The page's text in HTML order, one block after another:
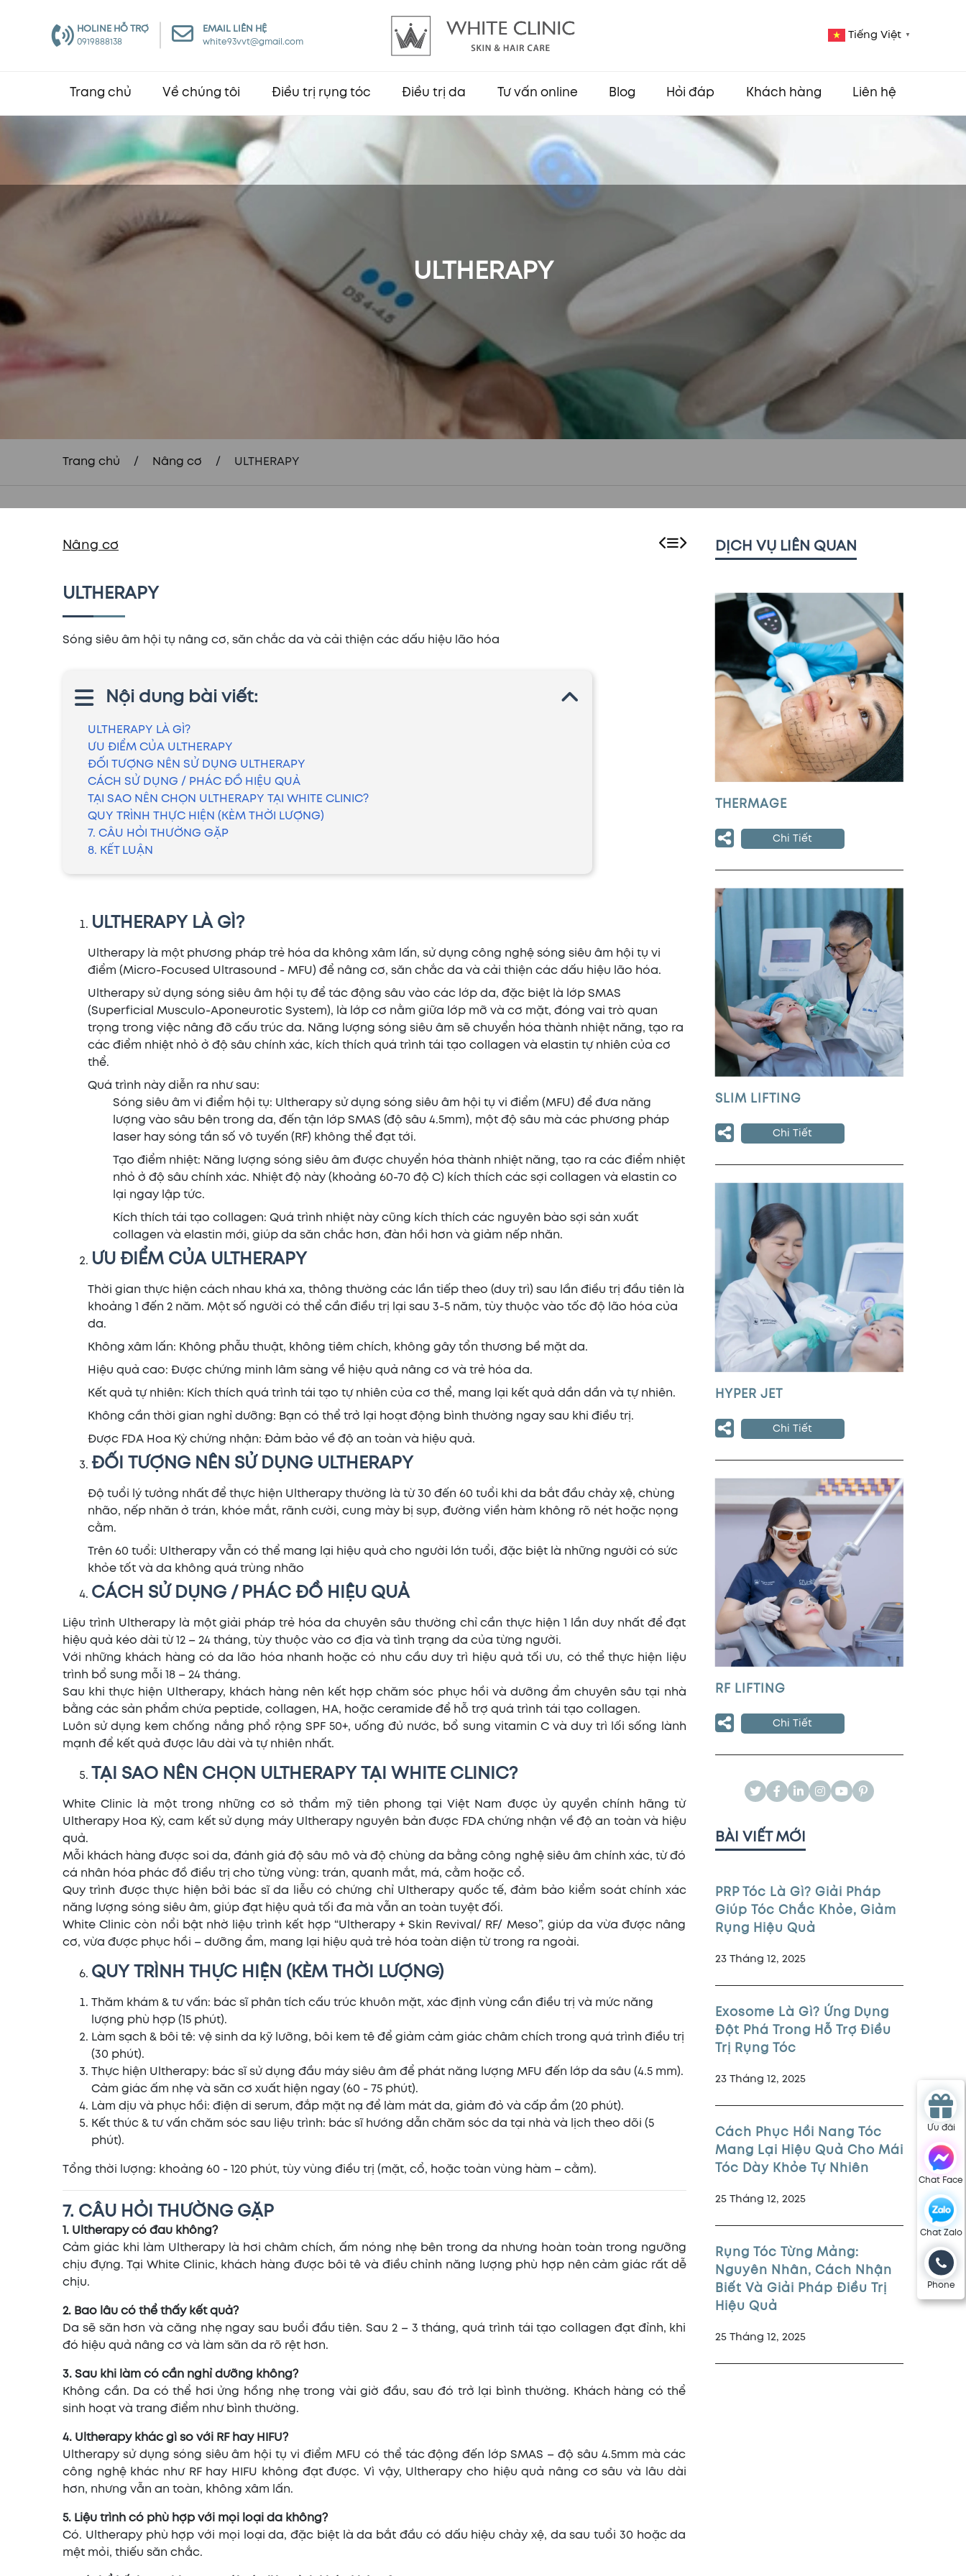
HOLINE HỖ TRỢ
0919888138
EMAIL LIÊN HỆ
white93vvt@gmail.com
Tiếng Việt ▼
Trang chủ Về chúng tôi Điều trị rụng tóc Điều trị da Tư vấn online Blog Hỏi đáp Khách hàng Liên hệ
Ưu đãi
Chat Face
Chat Zalo
Phone
ULTHERAPY
Trang chủ / Nâng cơ / ULTHERAPY
Nâng cơ
ULTHERAPY
Sóng siêu âm hội tụ nâng cơ, săn chắc da và cải thiện các dấu hiệu lão hóa
Nội dung bài viết:
ULTHERAPY LÀ GÌ?
ƯU ĐIỂM CỦA ULTHERAPY
ĐỐI TƯỢNG NÊN SỬ DỤNG ULTHERAPY
CÁCH SỬ DỤNG / PHÁC ĐỒ HIỆU QUẢ
TẠI SAO NÊN CHỌN ULTHERAPY TẠI WHITE CLINIC?
QUY TRÌNH THỰC HIỆN (KÈM THỜI LƯỢNG)
7. CÂU HỎI THƯỜNG GẶP
8. KẾT LUẬN
ULTHERAPY LÀ GÌ?
Ultherapy là một phương pháp trẻ hóa da không xâm lấn, sử dụng công nghệ sóng siêu âm hội tụ vi
điểm (Micro-Focused Ultrasound - MFU) để nâng cơ, săn chắc da và cải thiện các dấu hiệu lão hóa.
Ultherapy sử dụng sóng siêu âm hội tụ để tác động sâu vào các lớp da, đặc biệt là lớp SMAS
(Superficial Musculo-Aponeurotic System), là lớp cơ nằm giữa lớp mỡ và cơ mặt, đóng vai trò quan
trọng trong việc nâng đỡ cấu trúc da. Năng lượng sóng siêu âm sẽ chuyển hóa thành nhiệt năng, tạo ra
các điểm nhiệt nhỏ ở độ sâu chính xác, kích thích quá trình tái tạo collagen và elastin tự nhiên của cơ
thể.
Quá trình này diễn ra như sau:
Sóng siêu âm vi điểm hội tụ: Ultherapy sử dụng sóng siêu âm hội tụ vi điểm (MFU) để đưa năng
lượng vào sâu bên trong da, đến tận lớp SMAS (độ sâu 4.5mm), một độ sâu mà các phương pháp
laser hay sóng tần số vô tuyến (RF) không thể đạt tới.
Tạo điểm nhiệt: Năng lượng sóng siêu âm được chuyển hóa thành nhiệt năng, tạo ra các điểm nhiệt
nhỏ ở độ sâu chính xác. Nhiệt độ này (khoảng 60-70 độ C) kích thích các sợi collagen và elastin co
lại ngay lập tức.
Kích thích tái tạo collagen: Quá trình nhiệt này cũng kích thích các nguyên bào sợi sản xuất
collagen và elastin mới, giúp da săn chắc hơn, đàn hồi hơn và giảm nếp nhăn.
ƯU ĐIỂM CỦA ULTHERAPY
Thời gian thực hiện cách nhau khá xa, thông thường các lần tiếp theo (duy trì) sau lần điều trị đầu tiên là
khoảng 1 đến 2 năm. Một số người có thể cần điều trị lại sau 3-5 năm, tùy thuộc vào tốc độ lão hóa của
da.
Không xâm lấn: Không phẫu thuật, không tiêm chích, không gây tổn thương bề mặt da.
Hiệu quả cao: Được chứng minh lâm sàng về hiệu quả nâng cơ và trẻ hóa da.
Kết quả tự nhiên: Kích thích quá trình tái tạo tự nhiên của cơ thể, mang lại kết quả dần dần và tự nhiên.
Không cần thời gian nghỉ dưỡng: Bạn có thể trở lại hoạt động bình thường ngay sau khi điều trị.
Được FDA Hoa Kỳ chứng nhận: Đảm bảo về độ an toàn và hiệu quả.
ĐỐI TƯỢNG NÊN SỬ DỤNG ULTHERAPY
Độ tuổi lý tưởng nhất để thực hiện Ultherapy thường là từ 30 đến 60 tuổi khi da bắt đầu chảy xệ, chùng
nhão, nếp nhăn ở trán, khóe mắt, rãnh cười, cung mày bị sụp, đường viền hàm không rõ nét hoặc nọng
cằm.
Trên 60 tuổi: Ultherapy vẫn có thể mang lại hiệu quả cho người lớn tuổi, đặc biệt là những người có sức
khỏe tốt và da không quá trùng nhão
CÁCH SỬ DỤNG / PHÁC ĐỒ HIỆU QUẢ
Liệu trình Ultherapy là một giải pháp trẻ hóa da chuyên sâu thường chỉ cần thực hiện 1 lần duy nhất để đạt
hiệu quả kéo dài từ 12 – 24 tháng, tùy thuộc vào cơ địa và tình trạng da của từng người.
Với những khách hàng có da lão hóa nhanh hoặc có nhu cầu duy trì hiệu quả tối ưu, có thể thực hiện liệu
trình bổ sung mỗi 18 – 24 tháng.
Sau khi thực hiện Ultherapy, khách hàng nên kết hợp chăm sóc phục hồi và dưỡng ẩm chuyên sâu tại nhà
bằng các sản phẩm chứa peptide, collagen, HA, hoặc ceramide để hỗ trợ quá trình tái tạo collagen.
Luôn sử dụng kem chống nắng phổ rộng SPF 50+, uống đủ nước, bổ sung vitamin C và duy trì lối sống lành
mạnh để kết quả được lâu dài và tự nhiên nhất.
TẠI SAO NÊN CHỌN ULTHERAPY TẠI WHITE CLINIC?
White Clinic là một trong những cơ sở thẩm mỹ tiên phong tại Việt Nam được ủy quyền chính hãng từ
Ultherapy Hoa Kỳ, cam kết sử dụng máy Ultherapy nguyên bản được FDA chứng nhận về độ an toàn và hiệu
quả.
Mỗi khách hàng được soi da, đánh giá độ sâu mô và độ chùng da bằng công nghệ siêu âm chính xác, từ đó
cá nhân hóa phác đồ điều trị cho từng vùng: trán, quanh mắt, má, cằm hoặc cổ.
Quy trình được thực hiện bởi bác sĩ da liễu có chứng chỉ Ultherapy quốc tế, đảm bảo kiểm soát chính xác
năng lượng sóng siêu âm, giúp đạt hiệu quả tối đa mà vẫn an toàn tuyệt đối.
White Clinic còn nổi bật nhờ liệu trình kết hợp “Ultherapy + Skin Revival/ RF/ Meso”, giúp da vừa được nâng
cơ, vừa được phục hồi – dưỡng ẩm, mang lại hiệu quả trẻ hóa toàn diện từ trong ra ngoài.
QUY TRÌNH THỰC HIỆN (KÈM THỜI LƯỢNG)
Thăm khám & tư vấn: bác sĩ phân tích cấu trúc khuôn mặt, xác định vùng cần điều trị và mức năng
lượng phù hợp (15 phút).
Làm sạch & bôi tê: vệ sinh da kỹ lưỡng, bôi kem tê để giảm cảm giác châm chích trong quá trình điều trị
(30 phút).
Thực hiện Ultherapy: bác sĩ sử dụng đầu máy siêu âm để phát năng lượng MFU đến lớp da sâu (4.5 mm).
Cảm giác ấm nhẹ và săn cơ xuất hiện ngay (60 - 75 phút).
Làm dịu và phục hồi: điện di serum, đắp mặt nạ để làm mát da, giảm đỏ và cấp ẩm (20 phút).
Kết thúc & tư vấn chăm sóc sau liệu trình: bác sĩ hướng dẫn chăm sóc da tại nhà và lịch theo dõi (5
phút).
Tổng thời lượng: khoảng 60 - 120 phút, tùy vùng điều trị (mặt, cổ, hoặc toàn vùng hàm – cằm).
7. CÂU HỎI THƯỜNG GẶP
1. Ultherapy có đau không?
Cảm giác khi làm Ultherapy là hơi châm chích, ấm nóng nhẹ bên trong da nhưng hoàn toàn trong ngưỡng
chịu đựng. Tại White Clinic, khách hàng được bôi tê và điều chỉnh năng lượng phù hợp nên cảm giác rất dễ
chịu.
2. Bao lâu có thể thấy kết quả?
Da sẽ săn hơn và căng nhẹ ngay sau buổi đầu tiên. Sau 2 – 3 tháng, quá trình tái tạo collagen đạt đỉnh, khi
đó hiệu quả nâng cơ và làm săn da rõ rệt hơn.
3. Sau khi làm có cần nghỉ dưỡng không?
Không cần. Da có thể hơi ửng hồng nhẹ trong vài giờ đầu, sau đó trở lại bình thường. Khách hàng có thể
sinh hoạt và trang điểm như bình thường.
4. Ultherapy khác gì so với RF hay HIFU?
Ultherapy sử dụng sóng siêu âm hội tụ vi điểm MFU có thể tác động đến lớp SMAS – độ sâu 4.5mm mà các
công nghệ khác như RF hay HIFU không đạt được. Vì vậy, Ultherapy cho hiệu quả nâng cơ sâu và lâu dài
hơn, nhưng vẫn an toàn, không xâm lấn.
5. Liệu trình có phù hợp với mọi loại da không?
Có. Ultherapy phù hợp với mọi loại da, đặc biệt là da bắt đầu có dấu hiệu chảy xệ, da sau tuổi 30 hoặc da
mệt mỏi, thiếu săn chắc.
DỊCH VỤ LIÊN QUAN
THERMAGE
Chi Tiết
SLIM LIFTING
Chi Tiết
HYPER JET
Chi Tiết
RF LIFTING
Chi Tiết
BÀI VIẾT MỚI
PRP Tóc Là Gì? Giải Pháp
Giúp Tóc Chắc Khỏe, Giảm
Rụng Hiệu Quả
23 Tháng 12, 2025
Exosome Là Gì? Ứng Dụng
Đột Phá Trong Hỗ Trợ Điều
Trị Rụng Tóc
23 Tháng 12, 2025
Cách Phục Hồi Nang Tóc
Mang Lại Hiệu Quả Cho Mái
Tóc Dày Khỏe Tự Nhiên
25 Tháng 12, 2025
Rụng Tóc Từng Mảng:
Nguyên Nhân, Cách Nhận
Biết Và Giải Pháp Điều Trị
Hiệu Quả
25 Tháng 12, 2025